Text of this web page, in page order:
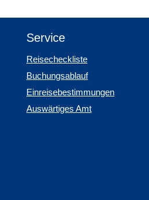
Service
Reisecheckliste
Buchungsablauf
Einreisebestimmungen
Auswärtiges Amt